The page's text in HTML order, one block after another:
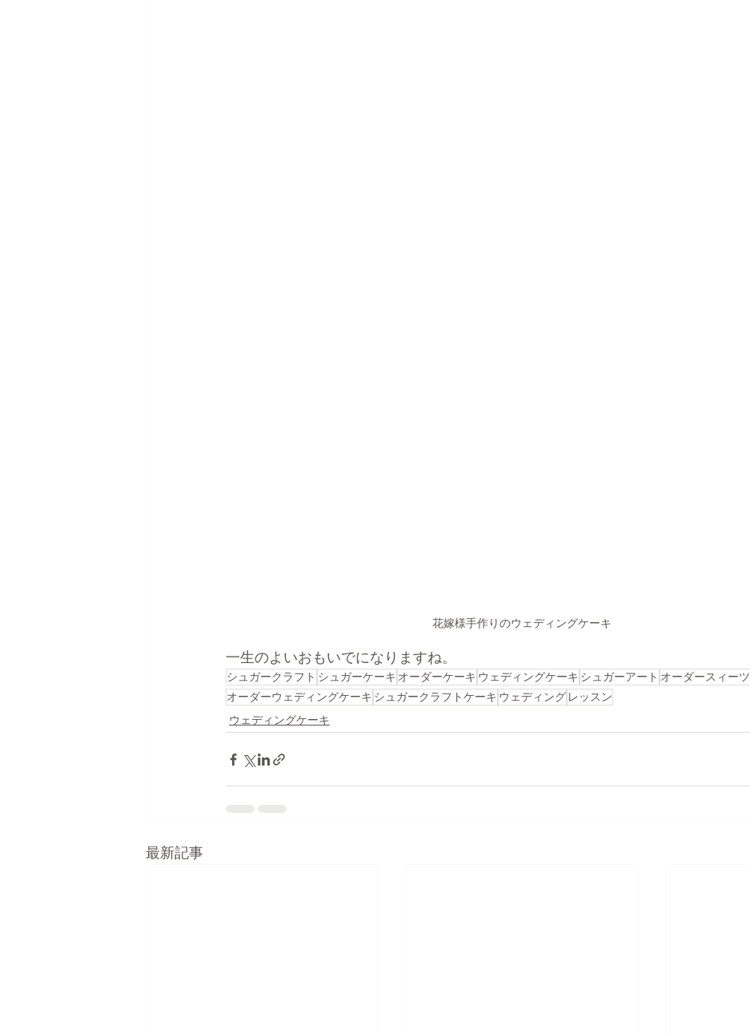
花嫁様手作りのウェディングケーキ
一生のよいおもいでになりますね。
シュガークラフト シュガーケーキ オーダーケーキ ウェディングケーキ シュガーアート オーダースィーツ
オーダーウェディングケーキ シュガークラフトケーキ ウェディング レッスン
ウェディングケーキ
最新記事